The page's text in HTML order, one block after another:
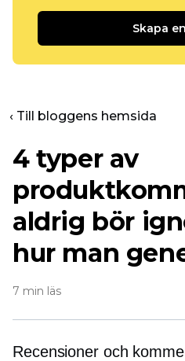
Skapa
‹ Till bloggens hemsida
4 typer av
aldrig bör
hur man
7 min läs
Recensioner och